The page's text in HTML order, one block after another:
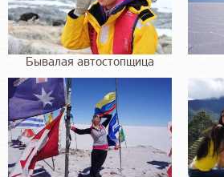
Бывалая автостопщица